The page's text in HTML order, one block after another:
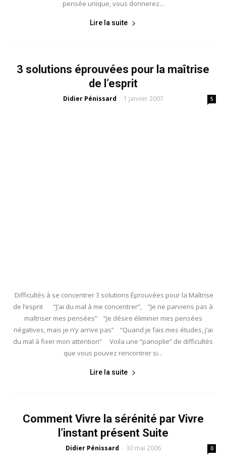
pensée unique, vous donnerez...
Lire la suite
3 solutions éprouvées pour la maîtrise
de l’esprit
Didier Pénissard - 1 janvier 2007 5
Difficultés à se concentrer 3 solutions Éprouvées pour la Maîtrise
de l’esprit “J’ai du mal à me concentrer”, “Je ne parviens pas à
maîtriser mes pensées” “Je désire éliminer mes pensées
négatives, mais je n’y arrive pas” “Quand je fais mes études, j’ai
du mal à fixer mon attention” Voila une “panoplie” de difficultés
que vous pouvez rencontrer si...
Lire la suite
Comment Vivre la sérénité par Vivre
l’instant présent Suite
Didier Pénissard - 30 mai 2006 0